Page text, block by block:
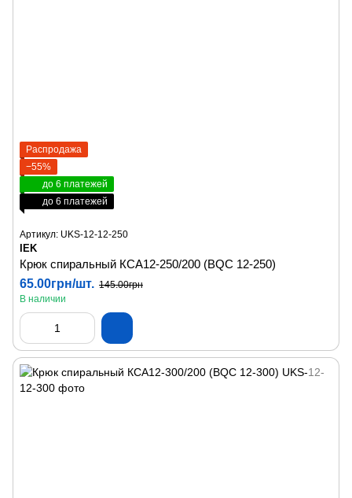
Распродажа
−55%
до 6 платежей
до 6 платежей
Артикул: UKS-12-12-250
IEK
Крюк спиральный КСА12-250/200 (BQC 12-250)
65.00грн/шт. 145.00грн
В наличии